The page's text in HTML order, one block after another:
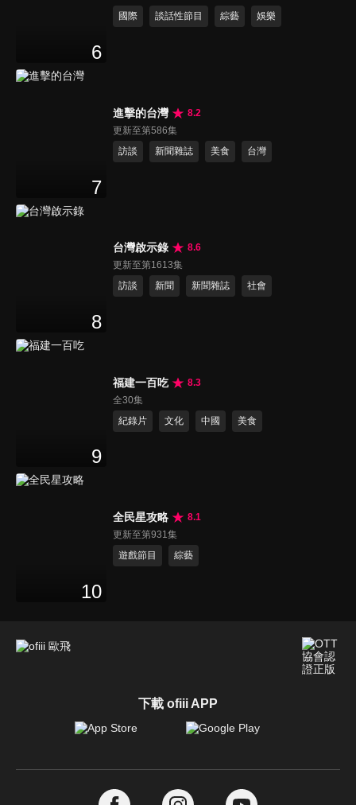
6
國際
談話性節目 綜藝 娛樂
7
進擊的台灣
8.2
更新至第586集
訪談
新聞雜誌 美食 台灣
8
台灣啟示錄
8.6
更新至第1613集
訪談
新聞 新聞雜誌 社會
9
福建一百吃
8.3
全30集
紀錄片
文化 中國 美食
10
全民星攻略
8.1
更新至第931集
遊戲節目
綜藝
下載 ofiii APP